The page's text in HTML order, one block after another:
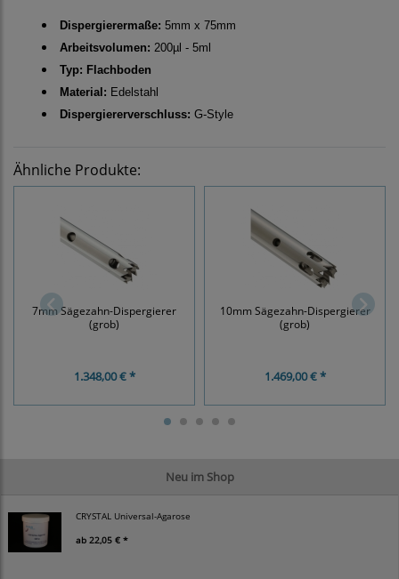
Neu im Shop
CRYSTAL Universal-Agarose
ab 22,05 € *
Dispergierermaße: 5mm x 75mm
Arbeitsvolumen: 200µl - 5ml
Typ: Flachboden
Material: Edelstahl
Dispergiererverschluss: G-Style
Ähnliche Produkte:
7mm Sägezahn-Dispergierer
(grob)
1.348,00 € *
10mm Sägezahn-Dispergierer
(grob)
1.469,00 € *